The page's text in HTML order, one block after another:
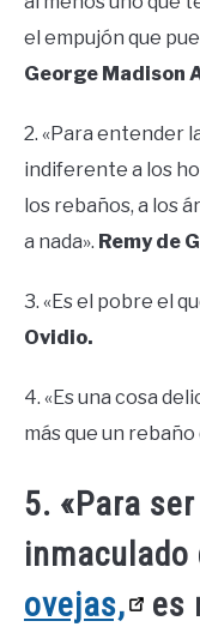
el empujón que
George Madison
2. «Para entender
indiferente a los
los rebaños, a los
a nada». Remy de
3. «Es el pobre el
Ovidio.
4. «Es una cosa
más que un rebaño
5. «Para
inmaculado
ovejas,
es